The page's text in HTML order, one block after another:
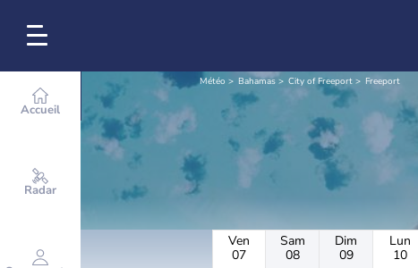
Accueil
Radar
Météo Bahamas City of Freeport Freeport
Ven
07
Sam
08
Dim
09
Lun
10